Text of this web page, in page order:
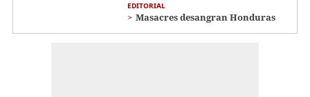
EDITORIAL
Masacres desangran Honduras